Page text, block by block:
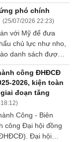
của sầu riêng Thái
phó chính
(25/07/2026 22:23)
với Mỹ để đưa
chủ lực như nho,
danh sách được
sung 12,5% mới
hành.
công ĐHĐCĐ
2026, kiện toàn
đoạn tăng
)
Công - Biên
công Đại hội đồng
Đại hội